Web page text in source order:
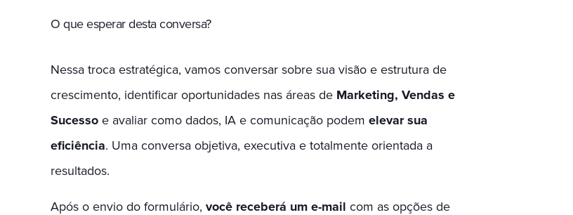
O que esperar desta conversa?
Nessa troca estratégica, vamos conversar sobre sua visão e estrutura de
crescimento, identificar oportunidades nas áreas de Marketing, Vendas e
Sucesso e avaliar como dados, IA e comunicação podem elevar sua
eficiência. Uma conversa objetiva, executiva e totalmente orientada a
resultados.
Após o envio do formulário, você receberá um e-mail com as opções de